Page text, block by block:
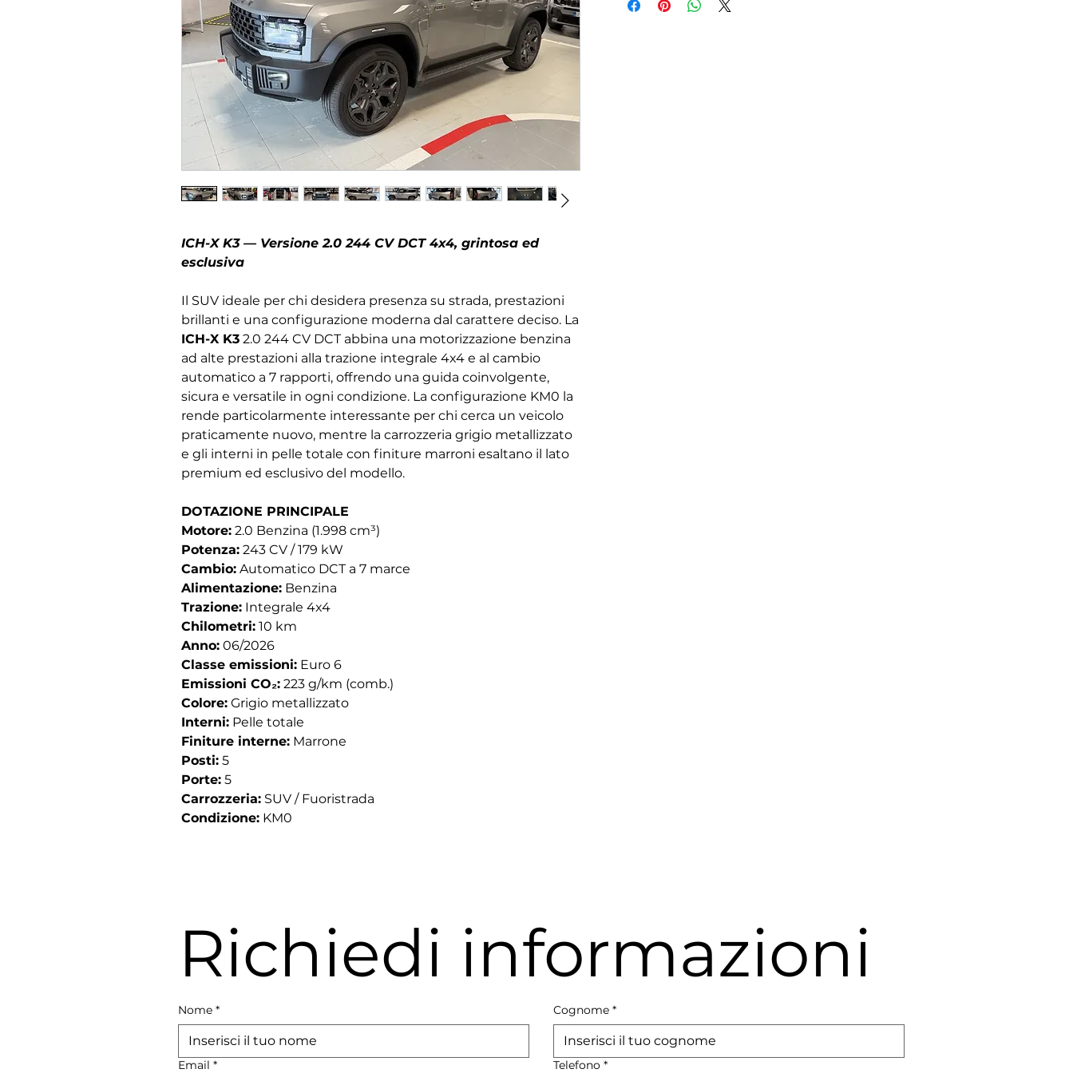
ICH-X K3 — Versione 2.0 244 CV DCT 4x4, grintosa ed
esclusiva
Il SUV ideale per chi desidera presenza su strada, prestazioni
brillanti e una configurazione moderna dal carattere deciso. La
ICH-X K3 2.0 244 CV DCT abbina una motorizzazione benzina
ad alte prestazioni alla trazione integrale 4x4 e al cambio
automatico a 7 rapporti, offrendo una guida coinvolgente,
sicura e versatile in ogni condizione. La configurazione KM0 la
rende particolarmente interessante per chi cerca un veicolo
praticamente nuovo, mentre la carrozzeria grigio metallizzato
e gli interni in pelle totale con finiture marroni esaltano il lato
premium ed esclusivo del modello.
DOTAZIONE PRINCIPALE
Motore: 2.0 Benzina (1.998 cm³)
Potenza: 243 CV / 179 kW
Cambio: Automatico DCT a 7 marce
Alimentazione: Benzina
Trazione: Integrale 4x4
Chilometri: 10 km
Anno: 06/2026
Classe emissioni: Euro 6
Emissioni CO₂: 223 g/km (comb.)
Colore: Grigio metallizzato
Interni: Pelle totale
Finiture interne: Marrone
Posti: 5
Porte: 5
Carrozzeria: SUV / Fuoristrada
Condizione: KM0
Richiedi informazioni
Nome * Cognome *
Email * Telefono *